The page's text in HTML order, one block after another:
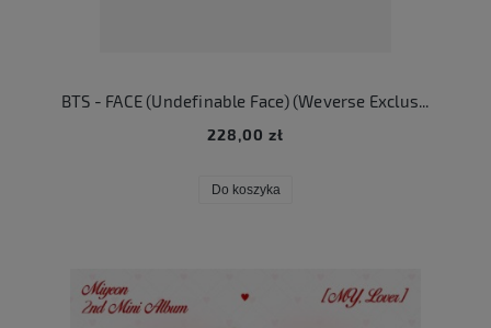
BTS - FACE (Undefinable Face) (Weverse Exclusive Version)
228,00 zł
Do koszyka